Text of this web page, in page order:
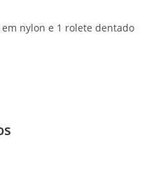
nylon e 1 rolete dentado